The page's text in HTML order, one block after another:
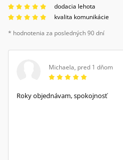
dodacia lehota
kvalita komunikácie
* hodnotenia za posledných 90 dní
Michaela, pred 1 dňom
Roky objednávam, spokojnosť